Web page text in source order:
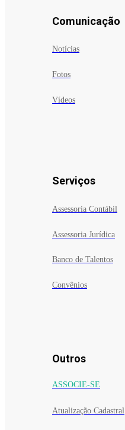
Comunicação
Notícias
Fotos
Vídeos
Serviços
Assessoria Contábil
Assessoria Jurídica
Banco de Talentos
Convênios
Outros
ASSOCIE-SE
Atualização Cadastral